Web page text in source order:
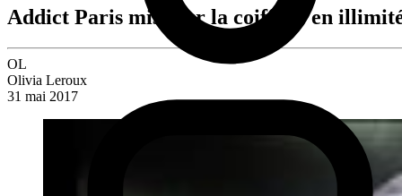
Addict Paris mise sur la coiffure en
OL
Olivia Leroux
31 mai 2017